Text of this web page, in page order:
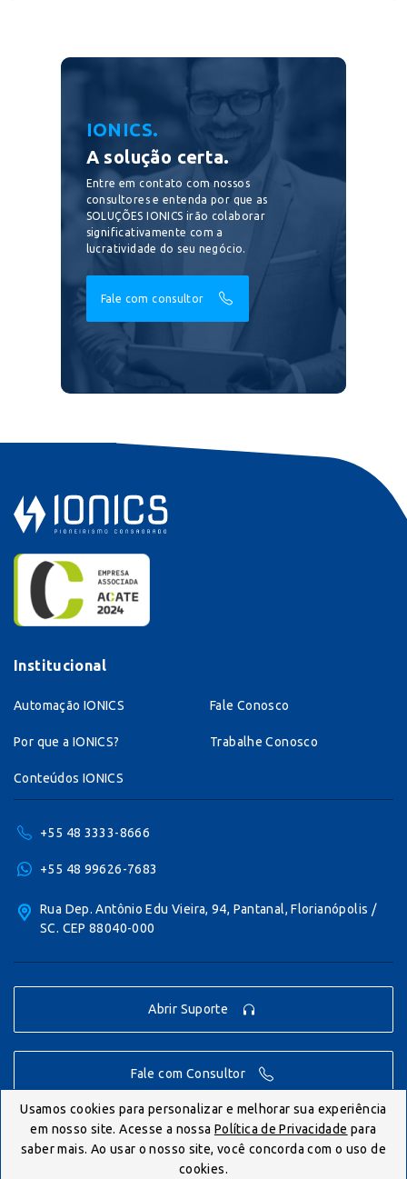
IONICS.
A solução certa.
Entre em contato com nossos
consultores e entenda por que as
SOLUÇÕES IONICS irão colaborar
significativamente com a
lucratividade do seu negócio.
Fale com consultor
Institucional
Automação IONICS
Por que a IONICS?
Conteúdos IONICS
Fale Conosco
Trabalhe Conosco
+55 48 3333-8666
+55 48 99626-7683
Rua Dep. Antônio Edu Vieira, 94, Pantanal, Florianópolis /
SC. CEP 88040-000
Abrir Suporte
Fale com Consultor
© IONICS 2026 - Todos os direitos reservados.
Politica de Privacidade
Usamos cookies para personalizar e melhorar sua experiência
em nosso site. Acesse a nossa Política de Privacidade para
saber mais. Ao usar o nosso site, você concorda com o uso de
cookies.